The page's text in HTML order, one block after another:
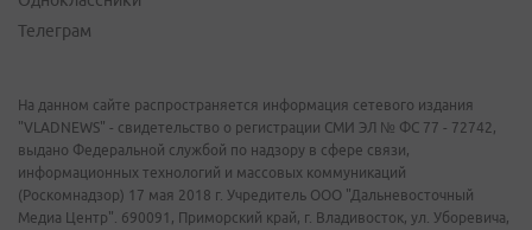
Телеграм
На данном сайте распространяется информация сетевого издания
"VLADNEWS" - свидетельство о регистрации СМИ ЭЛ № ФС 77 - 72742,
выдано Федеральной службой по надзору в сфере связи,
информационных технологий и массовых коммуникаций
(Роскомнадзор) 17 мая 2018 г. Учредитель ООО "Дальневосточный
Медиа Центр". 690091, Приморский край, г. Владивосток, ул. Уборевича,